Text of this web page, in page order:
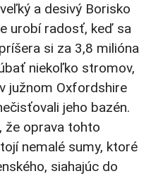
a desivý Borisko
urobí radosť, keď sa
si za 3,8 milióna
niekoľko stromov,
južnom Oxfordshire
jeho bazén.
že oprava tohto
nemalé sumy, ktoré
siahajúc do